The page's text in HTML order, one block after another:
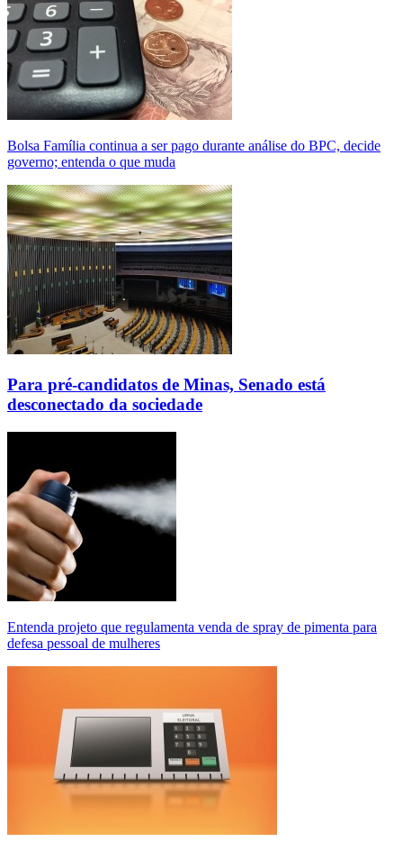
Bolsa Família continua a ser pago durante análise do BPC, decide
governo; entenda o que muda
Para pré-candidatos de Minas, Senado está
desconectado da sociedade
Entenda projeto que regulamenta venda de spray de pimenta para
defesa pessoal de mulheres